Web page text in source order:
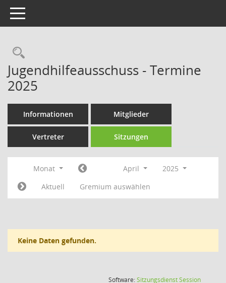
Toggle navigation
Rechercheauswahl
Jugendhilfeausschuss - Termine
2025
Informationen Mitglieder
Vertreter Sitzungen
Monat April
2025
Aktuell
Gremium auswählen
Keine Daten gefunden.
Software:SitzungsdienstSession(Wird in